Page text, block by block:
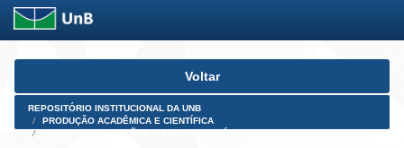
Skip
Voltar
REPOSITÓRIO INSTITUCIONAL DA UNB
PRODUÇÃO ACADÊMICA E CIENTÍFICA